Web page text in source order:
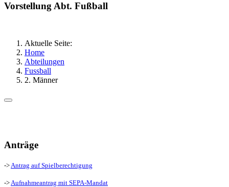
Vorstellung Abt. Fußball
Aktuelle Seite:
Home
Abteilungen
Fussball
2. Männer
Anträge
-> Antrag auf Spielberechtigung
-> Aufnahmeantrag mit SEPA-Mandat